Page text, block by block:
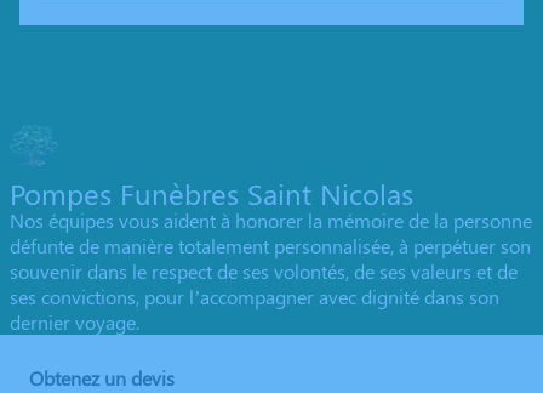
Pompes Funèbres Saint Nicolas
Nos équipes vous aident à honorer la mémoire de la personne
défunte de manière totalement personnalisée, à perpétuer son
souvenir dans le respect de ses volontés, de ses valeurs et de
ses convictions, pour l’accompagner avec dignité dans son
dernier voyage.
Obtenez un devis